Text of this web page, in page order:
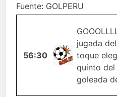
Fuente: GOLPERU
56:30 GOL
jugada
toque
quinto
goleada